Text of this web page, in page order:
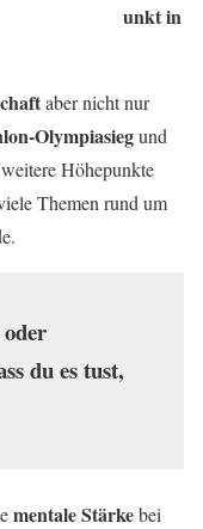
unkt in
aber nicht nur
Olympiasiegund
Höhepunkte
Themen rund um
du es tust,
mentale Stärkebei